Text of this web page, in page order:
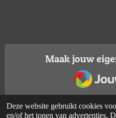
Deze website gebruikt cookies
en/of het tonen van advertenties.
Maak jouw
JouwWeb